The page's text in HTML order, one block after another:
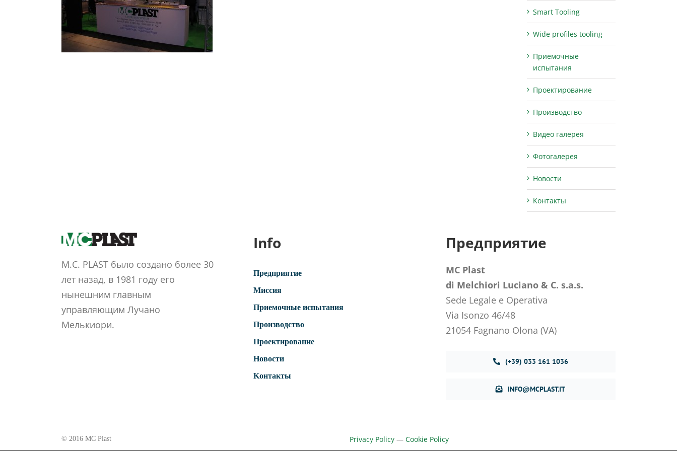
Smart Tooling
Wide profiles tooling
Приемочные
испытания
Проектирование
Производство
Видео галерея
Фотогалерея
Новости
Kонтакты
M.C. PLAST было создано более 30
лет назад, в 1981 году его
нынешним главным
управляющим Лучано
Мелькиори.
Info
Предприятие
Миссия
Приемочные испытания
Производство
Проектирование
Новости
Kонтакты
Предприятие
MC Plast
di Melchiori Luciano & C. s.a.s.
Sede Legale e Operativa
Via Isonzo 46/48
21054 Fagnano Olona (VA)
(+39) 033 161 1036
INFO@MCPLAST.IT
© 2016 MC Plast Privacy Policy— Cookie Policy